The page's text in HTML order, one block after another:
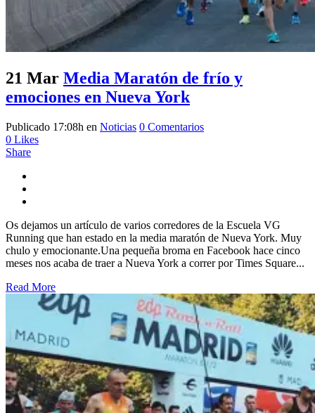
21 Mar Media Maratón de frío y
emociones en Nueva York
Publicado 17:08h en Noticias 0 Comentarios
0 Likes
Share
Os dejamos un artículo de varios corredores de la Escuela VG
Running que han estado en la media maratón de Nueva York. Muy
chulo y emocionante.Una pequeña broma en Facebook hace cinco
meses nos acaba de traer a Nueva York a correr por Times Square...
Read More